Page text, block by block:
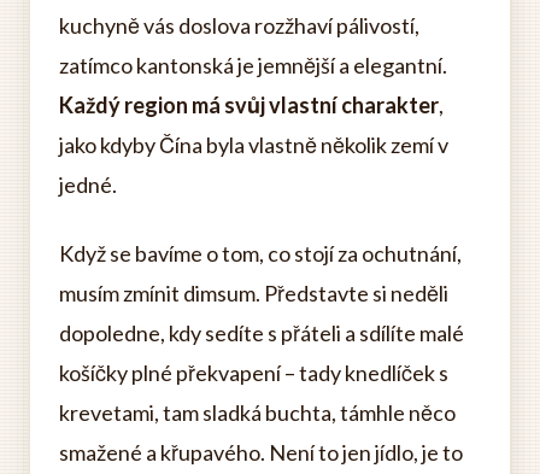
kuchyně vás doslova rozžhaví pálivostí,
zatímco kantonská je jemnější a elegantní.
Každý region má svůj vlastní charakter,
jako kdyby Čína byla vlastně několik zemí v
jedné.
Když se bavíme o tom, co stojí za ochutnání,
musím zmínit dimsum. Představte si neděli
dopoledne, kdy sedíte s přáteli a sdílíte malé
košíčky plné překvapení – tady knedlíček s
krevetami, tam sladká buchta, támhle něco
smažené a křupavého. Není to jen jídlo, je to